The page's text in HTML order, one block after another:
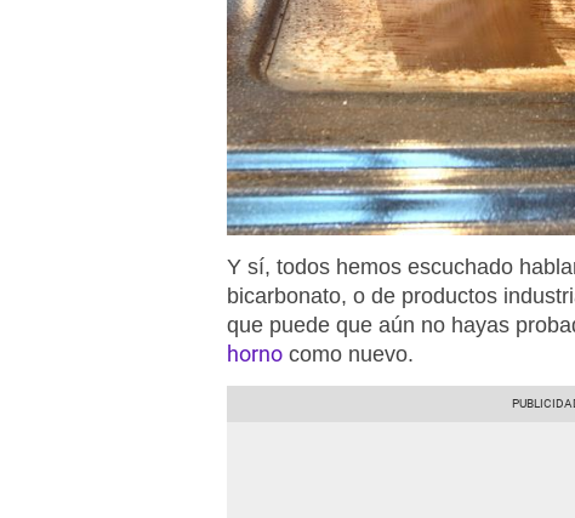
Y sí, todos hemos escuchado
bicarbonato, o de productos
que puede que aún no hayas
horno como nuevo.